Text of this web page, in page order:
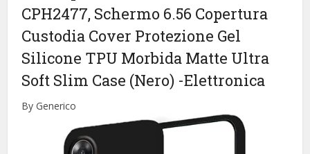
CPH2477, Schermo 6.56 Copertura
Custodia Cover Protezione Gel
Silicone TPU Morbida Matte Ultra
Soft Slim Case (Nero) -Elettronica
By Generico